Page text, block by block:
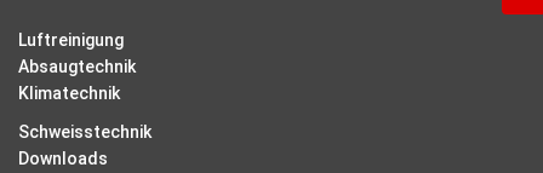
Luftreinigung
Absaugtechnik
Klimatechnik
Schweisstechnik
Downloads